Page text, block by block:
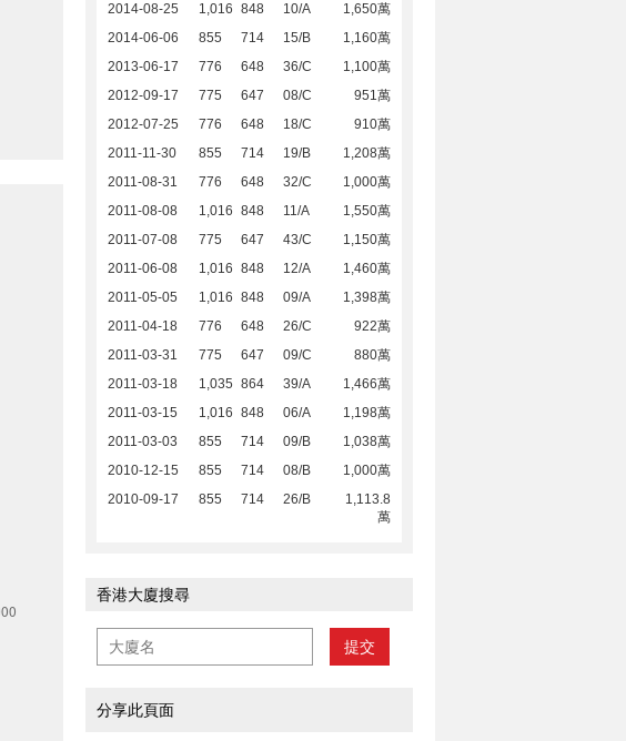
2014-08-25
1,016 848 10/A
1,650萬
2014-06-06
855 714 15/B
1,160萬
2013-06-17
776 648 36/C
1,100萬
2012-09-17
775 647 08/C
951萬
2012-07-25
776 648 18/C
910萬
2011-11-30
855 714 19/B
1,208萬
2011-08-31
776 648 32/C
1,000萬
2011-08-08
1,016 848 11/A
1,550萬
2011-07-08
775 647 43/C
1,150萬
2011-06-08
1,016 848 12/A
1,460萬
2011-05-05
1,016 848 09/A
1,398萬
2011-04-18
776 648 26/C
922萬
2011-03-31
775 647 09/C
880萬
2011-03-18
1,035 864 39/A
1,466萬
2011-03-15
1,016 848 06/A
1,198萬
2011-03-03
855 714 09/B
1,038萬
2010-12-15
855 714 08/B
1,000萬
2010-09-17
855 714 26/B
1,113.8
萬
香港大廈搜尋
提交
分享此頁面